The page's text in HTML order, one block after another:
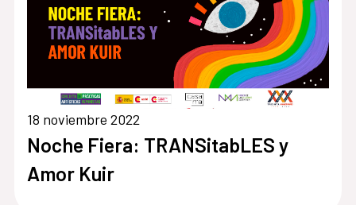
18 noviembre 2022
Noche Fiera: TRANSitabLES y
Amor Kuir